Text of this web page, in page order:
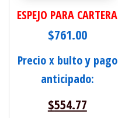
ESPEJO PARA CARTERA
$761.00
Precio x bulto y pago
anticipado:
$554.77